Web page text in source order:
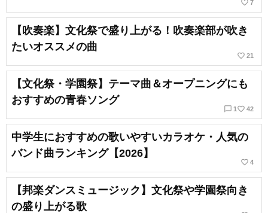
favorite_border 7
【吹奏楽】文化祭で盛り上がる！吹奏楽部が吹き
たいオススメの曲
favorite_border 21
【文化祭・学園祭】テーマ曲＆オープニングにも
おすすめの青春ソング
chat_bubble_outline 1 favorite_border 42
中学生におすすめの歌いやすいカラオケ・人気の
バンド曲ランキング【2026】
favorite_border 4
【邦楽ダンスミュージック】文化祭や学園祭向き
の盛り上がる歌